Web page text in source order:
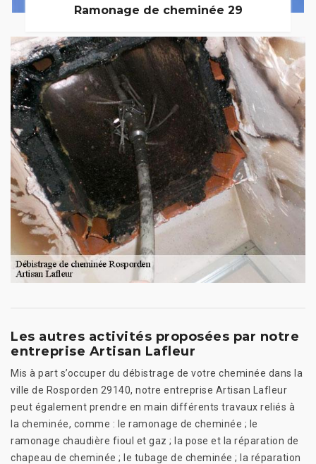
Ramonage de cheminée 29
Les autres activités proposées par notre
entreprise Artisan Lafleur
Mis à part s’occuper du débistrage de votre cheminée dans la
ville de Rosporden 29140, notre entreprise Artisan Lafleur
peut également prendre en main différents travaux reliés à
la cheminée, comme : le ramonage de cheminée ; le
ramonage chaudière fioul et gaz ; la pose et la réparation de
chapeau de cheminée ; le tubage de cheminée ; la réparation